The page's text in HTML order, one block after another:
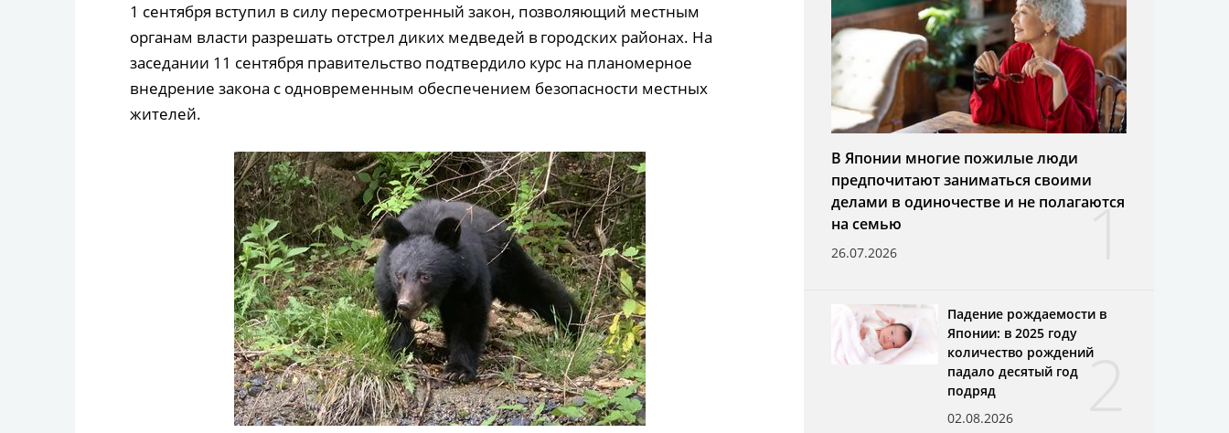
1 сентября вступил в силу пересмотренный закон, позволяющий местным
органам власти разрешать отстрел диких медведей в городских районах. На
заседании 11 сентября правительство подтвердило курс на планомерное
внедрение закона с одновременным обеспечением безопасности местных
жителей.
1
В Японии многие пожилые люди
предпочитают заниматься своими
делами в одиночестве и не полагаются
на семью
26.07.2026
2
Падение рождаемости в
Японии: в 2025 году
количество рождений
падало десятый год
подряд
02.08.2026